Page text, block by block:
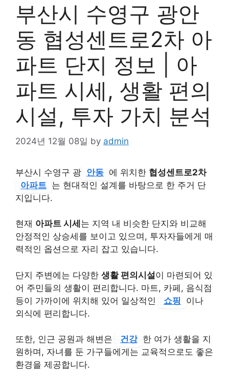
부산시 수영구 광안
동 협성센트로2차 아
파트 단지 정보 | 아
파트 시세, 생활 편의
시설, 투자 가치 분석
2024년 12월 08일 by admin
부산시 수영구 광 안동 에 위치한 협성센트로2차
아파트 는 현대적인 설계를 바탕으로 한 주거 단
지입니다.
현재 아파트 시세 는 지역 내 비슷한 단지와 비교해
안정적인 상승세를 보이고 있으며, 투자자들에게 매
력적인 옵션으로 자리 잡고 있습니다.
단지 주변에는 다양한 생활 편의시설이 마련되어 있
어 주민들의 생활이 편리합니다. 마트, 카페, 음식점
등이 가까이에 위치해 있어 일상적인
쇼핑
이나
외식에 편리합니다.
또한, 인근 공원과 해변은 건강 한 여가 생활을 지
원하며, 자녀를 둔 가구들에게는 교육적으로도 좋은
환경을 제공합니다.